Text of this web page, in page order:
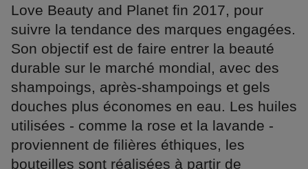
Love Beauty and Planet fin 2017, pour
suivre la tendance des marques engagées.
Son objectif est de faire entrer la beauté
durable sur le marché mondial, avec des
shampoings, après-shampoings et gels
douches plus économes en eau. Les huiles
utilisées - comme la rose et la lavande -
proviennent de filières éthiques, les
bouteilles sont réalisées à partir de